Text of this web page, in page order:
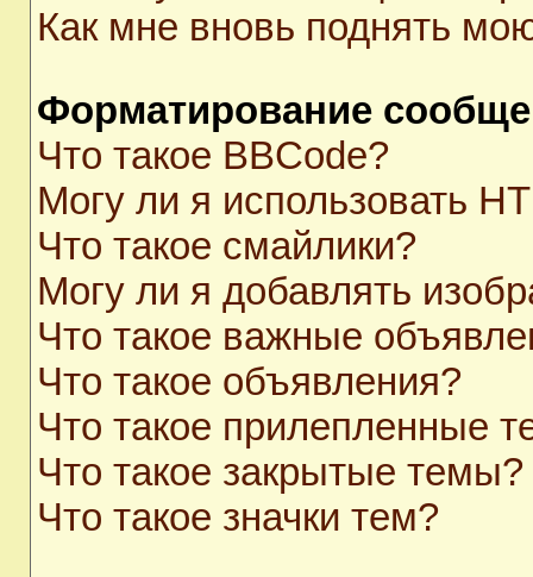
Как мне вновь поднять
Форматирование
Что такое BBCode?
Могу ли я использовать
Что такое смайлики?
Могу ли я добавлять
Что такое важные
Что такое объявления?
Что такое прилепленные
Что такое закрытые темы?
Что такое значки тем?